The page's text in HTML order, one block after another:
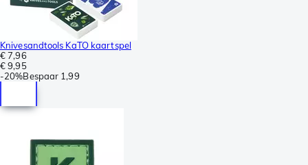
Knivesandtools KaTO kaartspel
€ 7,96
€ 9,95
-20%Bespaar 1,99